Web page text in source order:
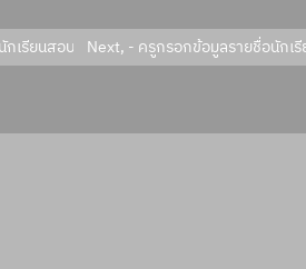
Back, - ประกาศรายชื่อนักเรียนสอบไม่ผ่าน เกณฑ์
Next, - ครูกรอกข้อมูลรายชื่อนัก